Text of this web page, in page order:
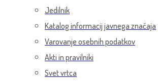
Jedilnik
Katalog informacij javnega značaja
Varovanje osebnih podatkov
Akti in pravilniki
Svet vrtca